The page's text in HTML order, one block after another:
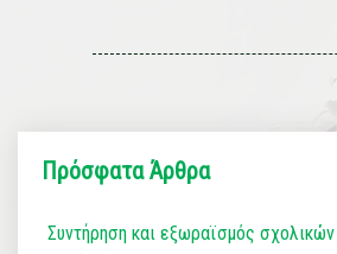
Πρόσφατα Άρθρα
Συντήρηση και εξωραϊσμός